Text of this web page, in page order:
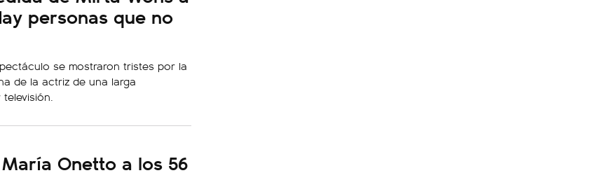
personas que no
se mostraron tristes por la
de la actriz de una larga
Onetto a los 56